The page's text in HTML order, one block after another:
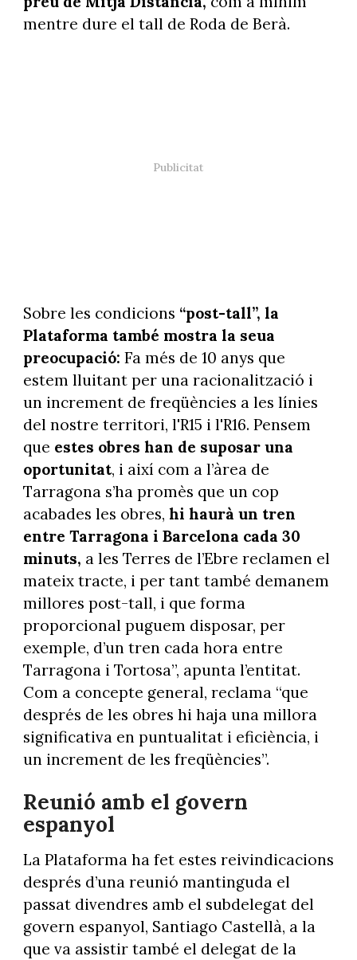
mentre dure el tall de Roda de Berà.
Sobre les condicions “post-tall”, la
Plataforma també mostra la seua
preocupació: Fa més de 10 anys que
estem lluitant per una racionalització i
un increment de freqüències a les línies
del nostre territori, l'R15 i l'R16. Pensem
que estes obres han de suposar una
oportunitat, i així com a l’àrea de
Tarragona s’ha promès que un cop
acabades les obres, hi haurà un tren
entre Tarragona i Barcelona cada 30
minuts, a les Terres de l’Ebre reclamen el
mateix tracte, i per tant també demanem
millores post-tall, i que forma
proporcional puguem disposar, per
exemple, d’un tren cada hora entre
Tarragona i Tortosa”, apunta l’entitat.
Com a concepte general, reclama “que
després de les obres hi haja una millora
significativa en puntualitat i eficiència, i
un increment de les freqüències”.
Reunió amb el govern
espanyol
La Plataforma ha fet estes reivindicacions
després d’una reunió mantinguda el
passat divendres amb el subdelegat del
govern espanyol, Santiago Castellà, a la
que va assistir també el delegat de la